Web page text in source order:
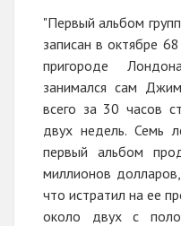
"Первый альбом
записан в октябре
пригороде
занимался сам
всего за 30 часов
двух недель. Семь
первый альбом
миллионов
что истратил на ее
около двух с